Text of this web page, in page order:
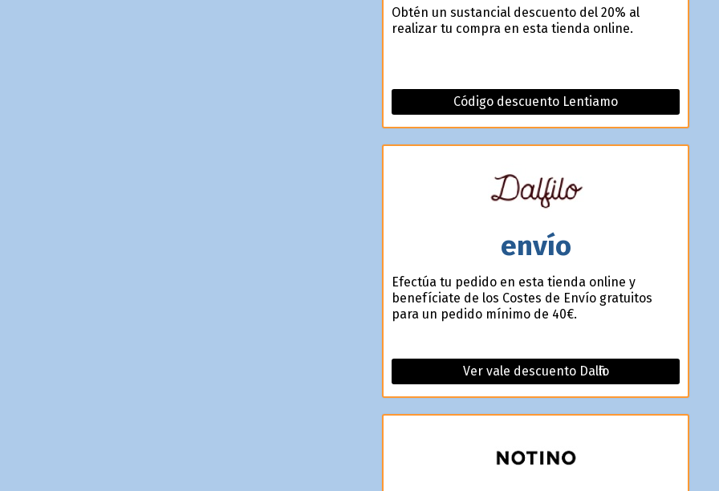
Obtén un sustancial descuento del 20% al
realizar tu compra en esta tienda online.
Código descuento Lentiamo
envío
Efectúa tu pedido en esta tienda online y
benefíciate de los Costes de Envío gratuitos
para un pedido mínimo de 40€.
Ver vale descuento Dalfilo